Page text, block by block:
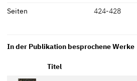
Seiten
424-428
In der Publikation besprochene Werke
Titel